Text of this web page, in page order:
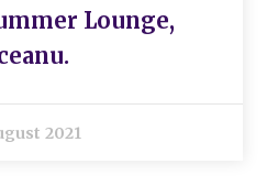
Lounge,
2021